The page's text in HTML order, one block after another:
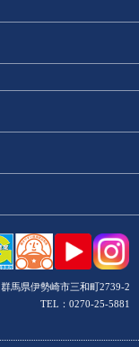
群馬県伊勢崎市三和町2739-2
TEL：0270-25-5881